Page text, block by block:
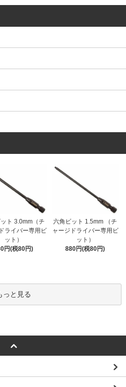
ト 3.0mm（チ
ライバー専用ビ
ット）
円(税80円)
六角ビット 1.5mm （チ
ャージドライバー専用ビ
ット）
880円(税80円)
っと見る